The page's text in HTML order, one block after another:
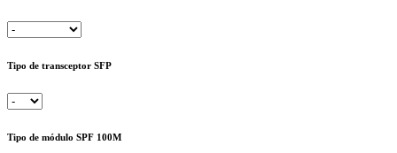
Tipo de transceptor SFP
Tipo de módulo SPF 100M